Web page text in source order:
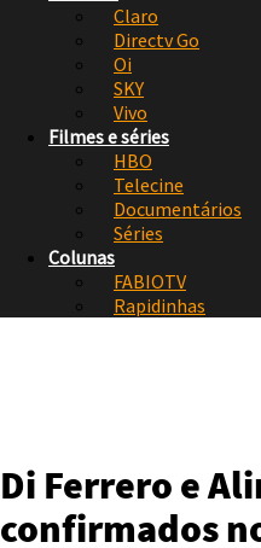
Claro
Directv Go
Oi
SKY
Vivo
Filmes e séries
HBO
Telecine
Documentários
Séries
Colunas
FABIOTV
Rapidinhas
Di Ferrero e
confirmados